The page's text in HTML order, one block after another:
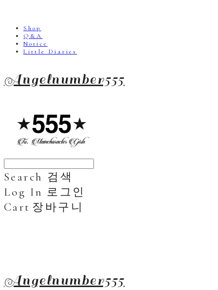
Shop
Q&A
Notice
Little Diaries
Angelnumber555
Search 검색
Log In 로그인
Cart 장바구니
Angelnumber555